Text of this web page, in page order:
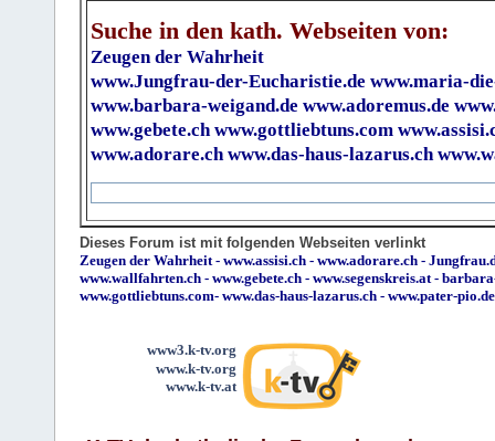
Suche in den kath. Webseiten von:
Zeugen der Wahrheit
www.Jungfrau-der-Eucharistie.de www.maria-
www.barbara-weigand.de www.adoremus.de
www.gebete.ch www.gottliebtuns.com
www.adorare.ch www.das-haus-lazarus.ch
Dieses Forum ist mit folgenden Webseiten verlinkt
Zeugen der Wahrheit- www.assisi.ch - www.adorare.ch -
www.wallfahrten.ch - www.gebete.ch - www.segenskreis.at-
www.gottliebtuns.com- www.das-haus-lazarus.ch - www.pater-pio.de
www3.k-tv.org
www.k-tv.org
www.k-tv.at